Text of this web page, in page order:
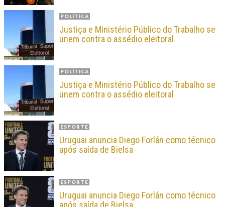
POLÍTICA
Justiça e Ministério Público do Trabalho se
unem contra o assédio eleitoral
POLÍTICA
Justiça e Ministério Público do Trabalho se
unem contra o assédio eleitoral
ESPORTE
Uruguai anuncia Diego Forlán como técnico
após saída de Bielsa
ESPORTE
Uruguai anuncia Diego Forlán como técnico
após saída de Bielsa